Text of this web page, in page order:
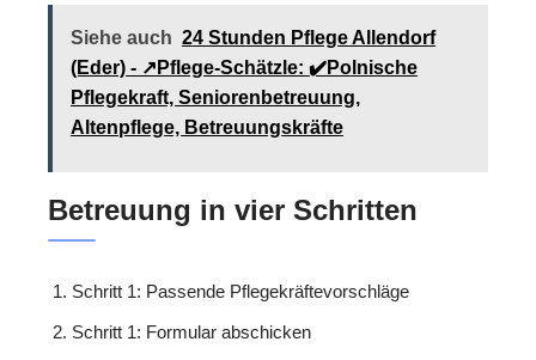
Siehe auch 24 Stunden Pflege Allendorf
(Eder) - ↗️Pflege-Schätzle: ✔️Polnische
Pflegekraft, Seniorenbetreuung,
Altenpflege, Betreuungskräfte
Betreuung in vier Schritten
Schritt 1: Passende Pflegekräftevorschläge
Schritt 1: Formular abschicken